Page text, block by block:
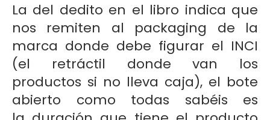
La del dedito en el libro indica que
nos remiten al packaging de la
marca donde debe figurar el INCI
(el retráctil donde van los
productos si no lleva caja), el bote
abierto como todas sabéis es